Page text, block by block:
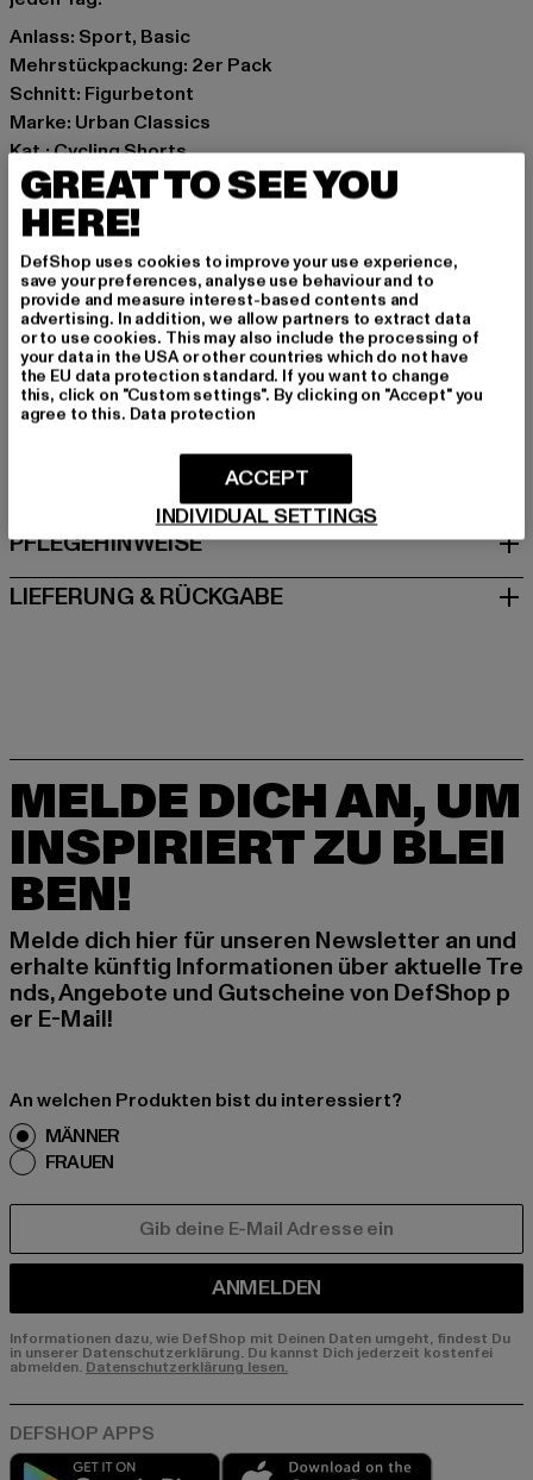
Anlass: Sport, Basic
Mehrstückpackung: 2er Pack
Schnitt: Figurbetont
Marke: Urban Classics
Kat.: Cycling Shorts
Farbe: schwarz
Hersteller Farbe: black+black
Materialzusammensetzung: 95% Baumwolle, 5%
Elasthan
Art.Nr: UCK2632A-03169
Hersteller: TB International GmbH |info@tbint.de
Dr.-Robert-Murjahn-Straße 7 | 64372 Ober-Ramstadt |
DE
GRÖSSE & PASSFORM
PFLEGEHINWEISE
LIEFERUNG & RÜCKGABE
MELDE DICH AN, UM
INSPIRIERT ZU BLEI
BEN!
Melde dich hier für unseren Newsletter an und
erhalte künftig Informationen über aktuelle Tre
nds, Angebote und Gutscheine von DefShop p
er E-Mail!
An welchen Produkten bist du interessiert?
MÄNNER
FRAUEN
ANMELDEN
Informationen dazu, wie DefShop mit Deinen Daten umgeht, findest Du
in unserer Datenschutzerklärung. Du kannst Dich jederzeit kostenfei
abmelden. Datenschutzerklärung lesen.
Play market
GREAT TO SEE YOU
HERE!
DefShop uses cookies to improve your use experience,
save your preferences, analyse use behaviour and to
provide and measure interest-based contents and
advertising. In addition, we allow partners to extract data
or to use cookies. This may also include the processing of
your data in the USA or other countries which do not have
the EU data protection standard. If you want to change
this, click on "Custom settings". By clicking on "Accept" you
agree to this. Data protection
INDIVIDUAL SETTINGS
ACCEPT